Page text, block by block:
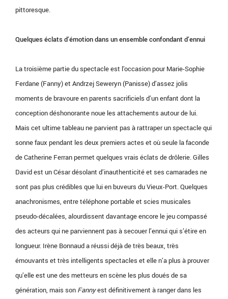
pittoresque.
Quelques éclats d’émotion dans un ensemble confondant d’ennui
La troisième partie du spectacle est l’occasion pour Marie-Sophie
Ferdane (Fanny) et Andrzej Seweryn (Panisse) d’assez jolis
moments de bravoure en parents sacrificiels d’un enfant dont la
conception déshonorante noue les attachements autour de lui.
Mais cet ultime tableau ne parvient pas à rattraper un spectacle qui
sonne faux pendant les deux premiers actes et où seule la faconde
de Catherine Ferran permet quelques vrais éclats de drôlerie. Gilles
David est un César désolant d’inauthenticité et ses camarades ne
sont pas plus crédibles que lui en buveurs du Vieux-Port. Quelques
anachronismes, entre téléphone portable et scies musicales
pseudo-décalées, alourdissent davantage encore le jeu compassé
des acteurs qui ne parviennent pas à secouer l’ennui qui s’étire en
longueur. Irène Bonnaud a réussi déjà de très beaux, très
émouvants et très intelligents spectacles et elle n’a plus à prouver
qu’elle est une des metteurs en scène les plus doués de sa
génération, mais son Fannyest définitivement à ranger dans les